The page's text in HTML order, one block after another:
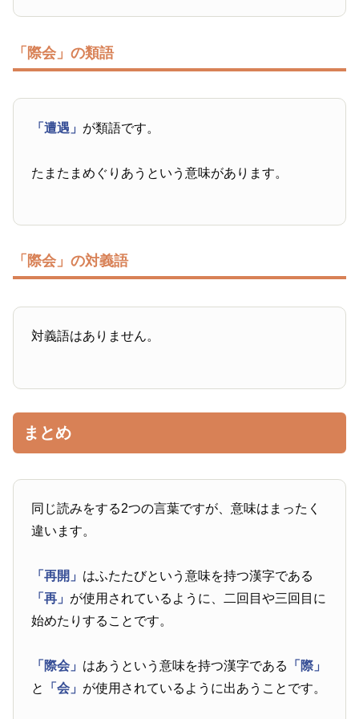
「際会」の類語
「遭遇」 が類語です。
たまたまめぐりあうという意味があります。
「際会」の対義語
対義語はありません。
まとめ
同じ読みをする2つの言葉ですが、意味はまったく
違います。
「再開」 はふたたびという意味を持つ漢字である
「再」 が使用されているように、二回目や三回目に
始めたりすることです。
「際会」 はあうという意味を持つ漢字である
「際」
と
「会」 が使用されているように出あうことです。